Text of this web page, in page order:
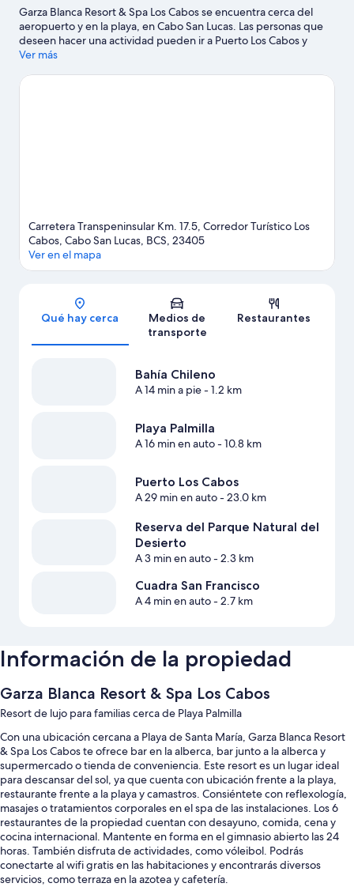
Garza Blanca Resort & Spa Los Cabos se encuentra cerca del
aeropuerto y en la playa, en Cabo San Lucas. Las personas que
deseen hacer una actividad pueden ir a Puerto Los Cabos y
Marina Del Rey, mientras que quienes quieran apreciar la belleza
María. También puedes darte una vuelta por Playa El Médano y
Ver más
Carretera Transpeninsular Km. 17.5, Corredor Turístico Los
Cabos, Cabo San Lucas, BCS, 23405
Ver en el mapa
Qué hay cerca
Medios de
transporte
Restaurantes
Bahía Chileno
A 14 min a pie- 1.2 km
Playa Palmilla
A 16 min en auto- 10.8 km
Puerto Los Cabos
A 29 min en auto- 23.0 km
Reserva del Parque Natural del
Desierto
A 3 min en auto- 2.3 km
Cuadra San Francisco
A 4 min en auto- 2.7 km
Información de la propiedad
Garza Blanca Resort & Spa Los Cabos
Resort de lujo para familias cerca de Playa Palmilla
Con una ubicación cercana a Playa de Santa María, Garza Blanca Resort
& Spa Los Cabos te ofrece bar en la alberca, bar junto a la alberca y
supermercado o tienda de conveniencia. Este resort es un lugar ideal
para descansar del sol, ya que cuenta con ubicación frente a la playa,
restaurante frente a la playa y camastros. Consiéntete con reflexología,
masajes o tratamientos corporales en el spa de las instalaciones. Los 6
restaurantes de la propiedad cuentan con desayuno, comida, cena y
cocina internacional. Mantente en forma en el gimnasio abierto las 24
horas. También disfruta de actividades, como vóleibol. Podrás
conectarte al wifi gratis en las habitaciones y encontrarás diversos
servicios, como terraza en la azotea y cafetería.